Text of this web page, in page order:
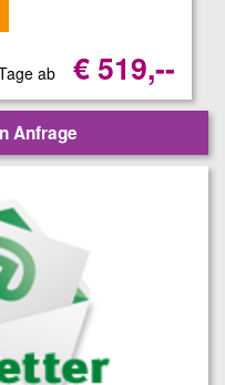
ab € 519,--
Anfrage